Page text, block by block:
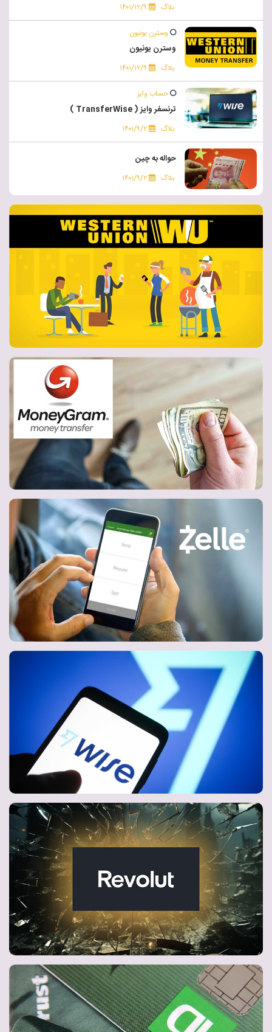
بلاگ ۱۴۰۱/۱۲/۹
وسترن یونیون
وسترن یونیون
بلاگ ۱۴۰۱/۱۲/۹
حساب وایز
ترنسفر وایز ( TransferWise )
بلاگ ۱۴۰۱/۹/۲
حواله به چین
بلاگ ۱۴۰۱/۹/۲